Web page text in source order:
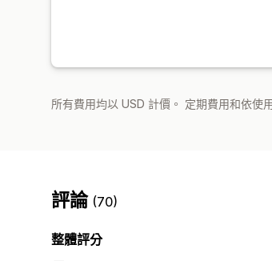
所有費用均以 USD 計價。 定期費用和依使
評論 (70)
整體評分